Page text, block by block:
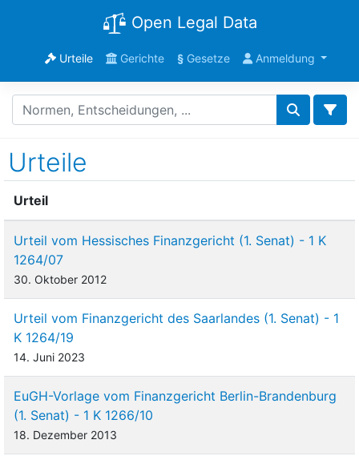
Open Legal Data
Urteile Gerichte §Gesetze Anmeldung
Urteile
Urteil
Urteil vom Hessisches Finanzgericht (1. Senat) - 1 K
1264/07
30. Oktober 2012
Urteil vom Finanzgericht des Saarlandes (1. Senat) - 1
K 1264/19
14. Juni 2023
EuGH-Vorlage vom Finanzgericht Berlin-Brandenburg
(1. Senat) - 1 K 1266/10
18. Dezember 2013